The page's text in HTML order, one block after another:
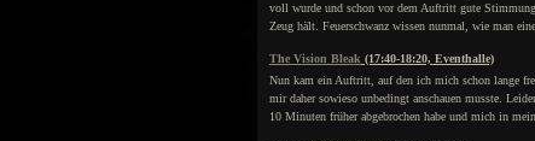
voll wurde und schon vor dem Auftritt gute
Zeug hält. Feuerschwanz wissen nunmal, wie man
The Vision Bleak (17:40-18:20, Eventhalle)
Nun kam ein Auftritt, auf den ich mich schon lange
mir daher sowieso unbedingt anschauen musste.
10 Minuten früher abgebrochen habe und mich in